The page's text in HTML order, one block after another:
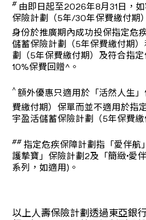
# 由即日起至2026年8月31日，
保險計劃（5年/30年保費繳付期
身份於推廣期內成功投保指定危
儲蓄保險計劃（5年保費繳付期
劃（5年保費繳付期）及符合指
10%保費回贈^。
^ 額外優惠只適用於「活然人生
費繳付期）保單而並不適用於指
宇盈活儲蓄保險計劃（5年保費繳
## 指定危疾保障計劃指「愛伴航
護摯寶」保險計劃2及「簡緻•愛
系列，如適用)。
以上人壽保險計劃透過東亞銀